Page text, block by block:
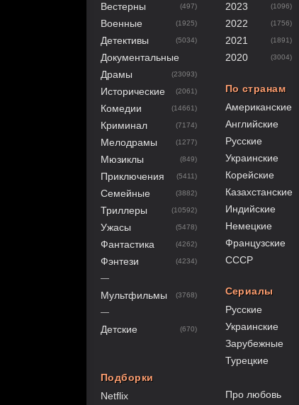
Вестерны (497)
Военные (1925)
Детективы (5034)
Документальные
Драмы
(23093)
Исторические (2061)
Комедии (14661)
Криминал (7174)
Мелодрамы (1277)
Мюзиклы (849)
Приключения (5411)
Семейные (3882)
Триллеры (10592)
Ужасы (5478)
Фантастика (4262)
Фэнтези (4234)
—
Мультфильмы (3768)
—
Детские (670)
Подборки
Netflix
2023 (1096)
2022 (1756)
2021 (1891)
2020 (3004)
По странам
Американские
Английские
Русские
Украинские
Корейские
Казахстанские
Индийские
Немецкие
Французские
СССР
Сериалы
Русские
Украинские
Зарубежные
Турецкие
Про любовь